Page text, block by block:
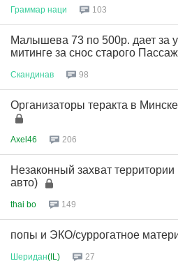
Граммар наци 103
Малышева 73 по 500р. дает за
митинге за снос старого
Скандинав 98
Организаторы теракта в
Axel46 206
Незаконный захват территории
авто)
thai bo 149
попы и ЭКО/суррогатное
Шеридан(IL) 27